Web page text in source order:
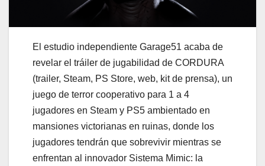
El estudio independiente Garage51 acaba de
revelar el tráiler de jugabilidad de CORDURA
(trailer, Steam, PS Store, web, kit de prensa), un
juego de terror cooperativo para 1 a 4
jugadores en Steam y PS5 ambientado en
mansiones victorianas en ruinas, donde los
jugadores tendrán que sobrevivir mientras se
enfrentan al innovador Sistema Mimic: la